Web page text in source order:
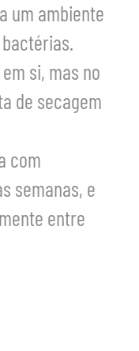
um ambiente
si, mas no
de secagem
com
semanas, e
entre